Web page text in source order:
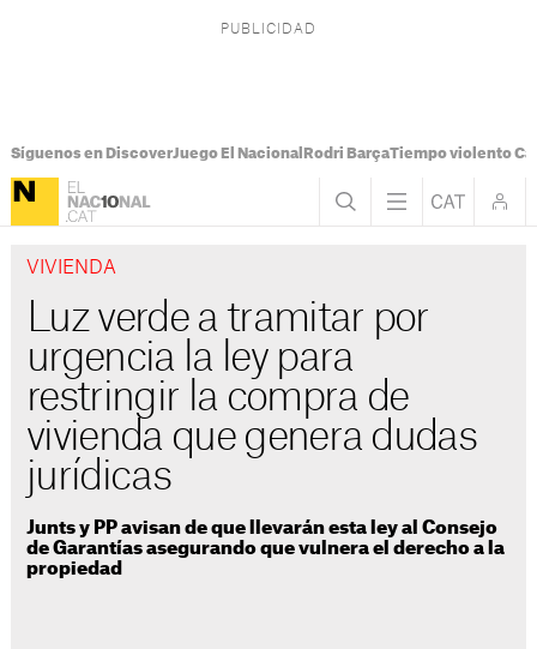
Síguenos en DiscoverJuego El Nacional Rodri BarçaTiempo violento
VIVIENDA
Luz verde a tramitar por
urgencia la ley para
restringir la compra de
vivienda que genera dudas
jurídicas
Junts y PP avisan de que llevarán esta ley al Consejo
de Garantías asegurando que vulnera el derecho a la
propiedad